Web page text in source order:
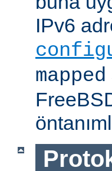
IPv6
mapped